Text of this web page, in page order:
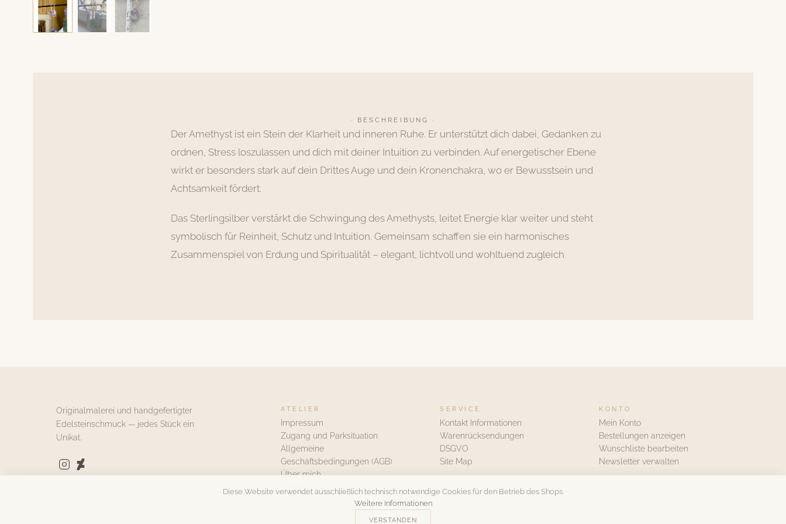
· BESCHREIBUNG ·
Der Amethyst ist ein Stein der Klarheit und inneren Ruhe. Er unterstützt dich dabei, Gedanken zu
ordnen, Stress loszulassen und dich mit deiner Intuition zu verbinden. Auf energetischer Ebene
wirkt er besonders stark auf dein Drittes Auge und dein Kronenchakra, wo er Bewusstsein und
Achtsamkeit fördert.
Das Sterlingsilber verstärkt die Schwingung des Amethysts, leitet Energie klar weiter und steht
symbolisch für Reinheit, Schutz und Intuition. Gemeinsam schaffen sie ein harmonisches
Zusammenspiel von Erdung und Spiritualität – elegant, lichtvoll und wohltuend zugleich.
Originalmalerei und handgefertigter
Edelsteinschmuck — jedes Stück ein
Unikat.
ATELIER
Impressum
Zugang und Parksituation
Allgemeine
Geschäftsbedingungen (AGB)
Über mich
Datenschutzerklärung
SERVICE
Kontakt Informationen
Warenrücksendungen
DSGVO
Site Map
KONTO
Mein Konto
Bestellungen anzeigen
Wunschliste bearbeiten
Newsletter verwalten
Diese Website verwendet ausschließlich technisch notwendige Cookies für den Betrieb des Shops.
Weitere Informationen
VERSTANDEN